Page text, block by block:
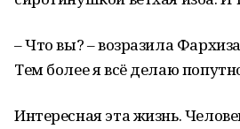
– Что вы? – возразила
Тем более я всё делаю
Интересная эта жизнь.